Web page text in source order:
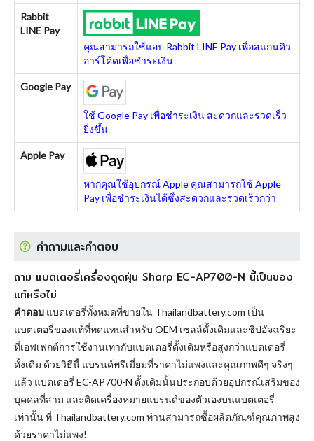
Rabbit
LINE Pay
คุณสามารถใช้แอป Rabbit LINE Pay เพื่อสแกนคิว
อาร์โค้ดเพื่อชำระเงิน
Google Pay
ใช้ Google Pay เพื่อชำระเงิน สะดวกและรวดเร็ว
ยิ่งขึ้น
Apple Pay
หากคุณใช้อุปกรณ์ Apple คุณสามารถใช้ Apple
Pay เพื่อชำระเงินได้ซึ่งสะดวกและรวดเร็วกว่า
คำถามและคำตอบ
ถาม แบตเตอรี่เครื่องดูดฝุ่น Sharp EC-AP700-N นี้เป็นของ
แท้หรือไม่
คำตอบ แบตเตอรี่ทั้งหมดที่ขายใน Thailandbattery.com เป็น
แบตเตอรี่ของแท้ที่ทดแทนสำหรับ OEM เซลล์ดั้งเดิมและชิปอัจฉริยะ
ที่เอฟเฟกต์การใช้งานเท่ากับแบตเตอรี่ดั้งเดิมหรือสูงกว่าแบตเตอรี่
ดั้งเดิม ด้วยวิธีนี้ แบรนด์พรีเมี่ยมที่ราคาไม่แพงและคุณภาพดีๆ จริงๆ
แล้ว แบตเตอรี่ EC-AP700-N ดั้งเดิมนั้นประกอบด้วยอุปกรณ์เสริมของ
บุคคลที่สาม และติดเครื่องหมายแบรนด์ของตัวเองบนแบตเตอรี่
เท่านั้น ที่ Thailandbattery.com ท่านสามารถซื้อผลิตภัณฑ์คุณภาพสูง
ด้วยราคาไม่แพง!